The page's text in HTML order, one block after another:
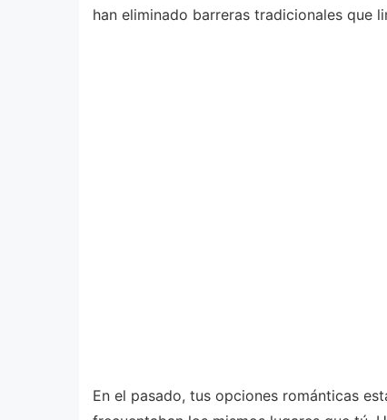
han eliminado barreras tradicionales que
En el pasado, tus opciones románticas